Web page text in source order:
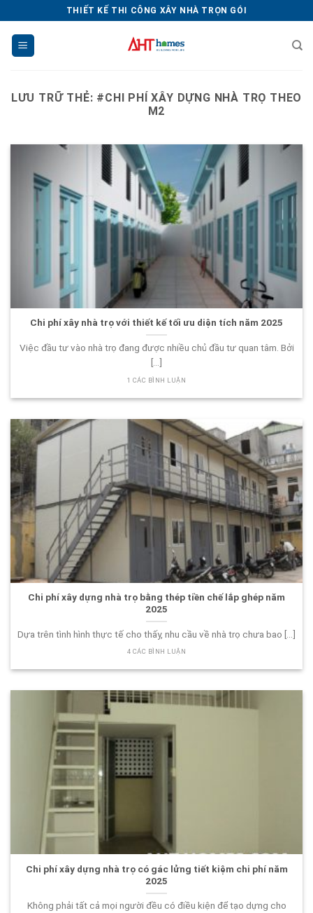
dung
THIẾT KẾ THI CÔNG XÂY NHÀ TRỌN GÓI
LƯU TRỮ THẺ: #CHI PHÍ XÂY DỰNG NHÀ TRỌ THEO
M2
Chi phí xây nhà trọ với thiết kế tối ưu diện tích năm 2025
Việc đầu tư vào nhà trọ đang được nhiều chủ đầu tư quan tâm. Bởi
[...]
1 CÁC BÌNH LUẬN
Chi phí xây dựng nhà trọ bằng thép tiền chế lắp ghép năm
2025
Dựa trên tình hình thực tế cho thấy, nhu cầu về nhà trọ chưa bao [...]
4 CÁC BÌNH LUẬN
Chi phí xây dựng nhà trọ có gác lửng tiết kiệm chi phí năm
2025
Không phải tất cả mọi người đều có điều kiện để tạo dựng cho